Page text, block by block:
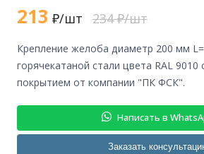
213 ₽/шт 234 ₽/шт
крепление желоба диаметр 200 мм L=350мм RAL 9010 из
горячекатаной стали цвета RAL
покрытием от компании "ПК ФСК".
Написать в
Заказать